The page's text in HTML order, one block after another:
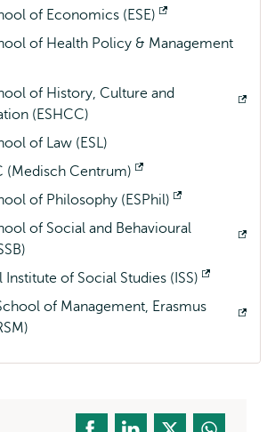
of Economics (ESE)
of Health Policy & Management
of History, Culture and
(ESHCC)
of Law (ESL)
(Medisch Centrum)
of Philosophy (ESPhil)
of Social and Behavioural
Institute of Social Studies (ISS)
of Management, Erasmus